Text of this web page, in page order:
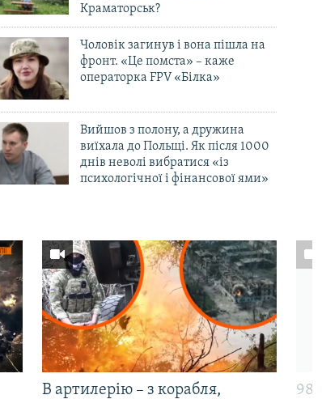
Краматорськ?
Чоловік загинув і вона пішла на
фронт. «Це помста» – каже
операторка FPV «Білка»
Вийшов з полону, а дружина
виїхала до Польщі. Як після 1000
днів неволі вибратися «із
психологічної і фінансової ями»
В артилерію – з корабля,
98-